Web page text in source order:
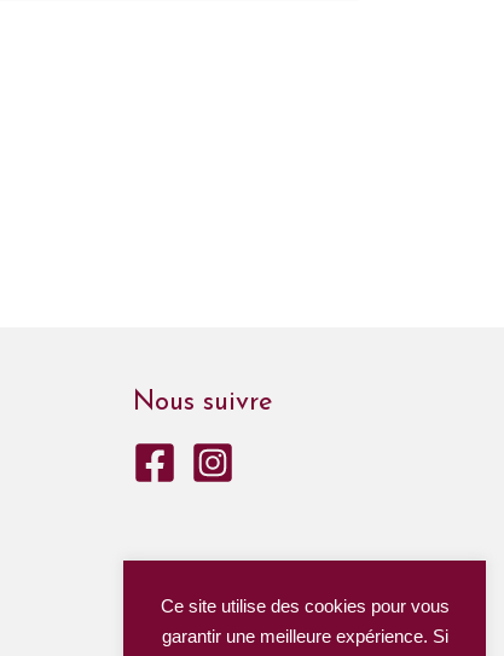
Nous suivre
Ce site utilise des cookies pour vous
garantir une meilleure expérience. Si